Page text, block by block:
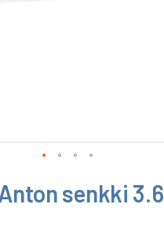
senkki 3.6